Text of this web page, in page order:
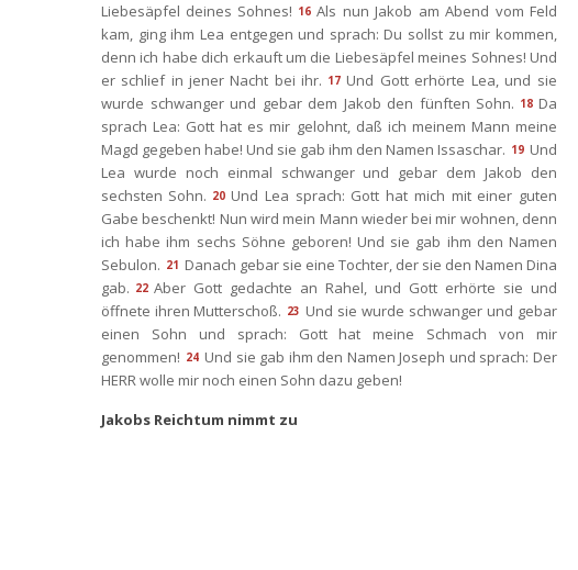
Liebesäpfel deines Sohnes! 16 Als nun Jakob am Abend vom Feld
kam, ging ihm Lea entgegen und sprach: Du sollst zu mir kommen,
denn ich habe dich erkauft um die Liebesäpfel meines Sohnes! Und
er schlief in jener Nacht bei ihr. 17 Und Gott erhörte Lea, und sie
wurde schwanger und gebar dem Jakob den fünften Sohn. 18 Da
prach Lea: Gott hat es mir gelohnt, daß ich meinem Mann meine
Magd gegeben habe! Und sie gab ihm den Namen Issaschar. 19 Und
Lea wurde noch einmal schwanger und gebar dem Jakob den
echsten Sohn. 20 Und Lea sprach: Gott hat mich mit einer guten
Gabe beschenkt! Nun wird mein Mann wieder bei mir wohnen, denn
ich habe ihm sechs Söhne geboren! Und sie gab ihm den Namen
Sebulon. 21 Danach gebar sie eine Tochter, der sie den Namen Dina
gab. 22 Aber Gott gedachte an Rahel, und Gott erhörte sie und
öffnete ihren Mutterschoß. 23 Und sie wurde schwanger und gebar
einen Sohn und sprach: Gott hat meine Schmach von mir
genommen! 24 Und sie gab ihm den Namen Joseph und sprach: Der
HERR wolle mir noch einen Sohn dazu geben!
Jakobs Reichtum nimmt zu